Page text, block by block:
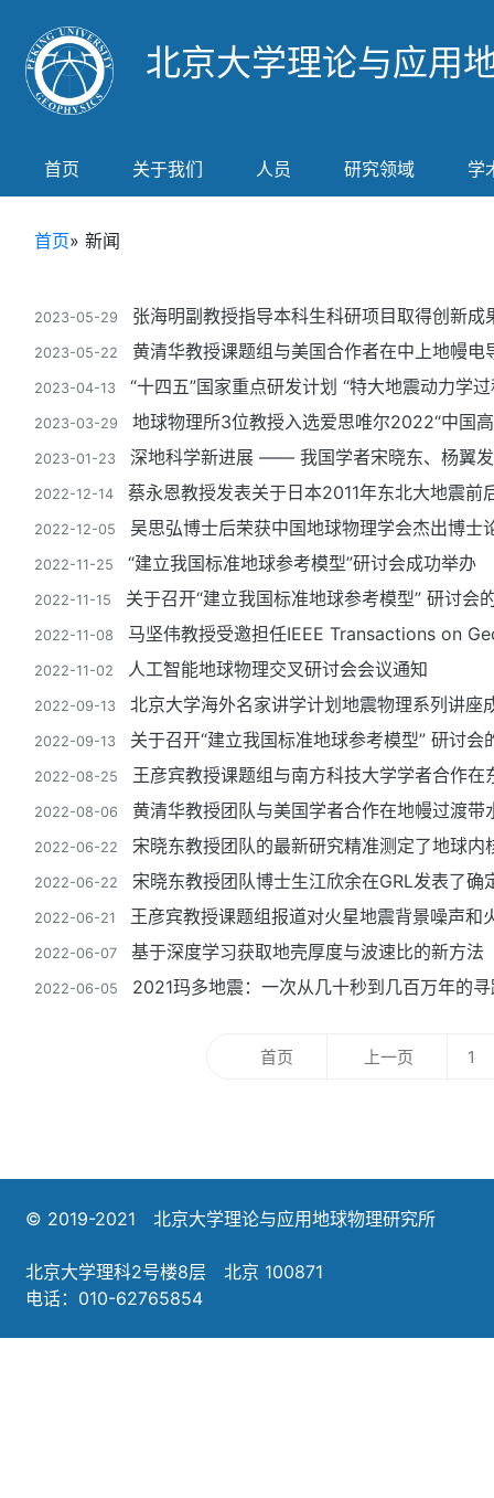
北京大学理论与应用
首页 关于我们 人员 研究领域 学
首页» 新闻
2023-05-29 张海明副教授指导本科生科研项目取得创新成
2023-05-22 黄清华教授课题组与美国合作者在中上地幔电
2023-04-13 “十四五”国家重点研发计划 “特大地震动力学
2023-03-29 地球物理所3位教授入选爱思唯尔2022“中国
2023-01-23 深地科学新进展 —— 我国学者宋晓东、杨翼
2022-12-14 蔡永恩教授发表关于日本2011年东北大地震
2022-12-05 吴思弘博士后荣获中国地球物理学会杰出博士
2022-11-25 “建立我国标准地球参考模型”研讨会成功举办
2022-11-15 关于召开“建立我国标准地球参考模型” 研讨会
2022-11-08 马坚伟教授受邀担任IEEE Transactions on
2022-11-02 人工智能地球物理交叉研讨会会议通知
2022-09-13 北京大学海外名家讲学计划地震物理系列讲座
2022-09-13 关于召开“建立我国标准地球参考模型” 研讨会
2022-08-25 王彦宾教授课题组与南方科技大学学者合作
2022-08-06 黄清华教授团队与美国学者合作在地幔过渡带
2022-06-22 宋晓东教授团队的最新研究精准测定了地球内
2022-06-22 宋晓东教授团队博士生江欣余在GRL发表了确
2022-06-21 王彦宾教授课题组报道对火星地震背景噪声
2022-06-07 基于深度学习获取地壳厚度与波速比的新方法
2022-06-05 2021玛多地震：一次从几十秒到几百万年的
首页 上一页 1
© 2019-2021 北京大学理论与应用地球物理研究所
北京大学理科2号楼8层 北京 100871
电话：010-62765854